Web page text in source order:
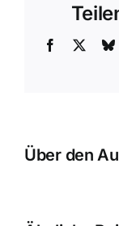
Facebook
Über den